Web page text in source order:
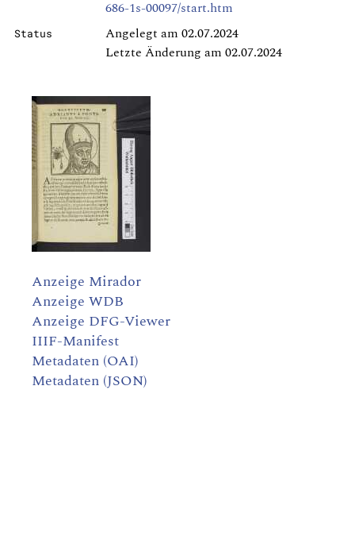
686-1s-00097/start.htm
Status
Angelegt am 02.07.2024
Letzte Änderung am 02.07.2024
Anzeige Mirador
Anzeige WDB
Anzeige DFG-Viewer
IIIF-Manifest
Metadaten (OAI)
Metadaten (JSON)